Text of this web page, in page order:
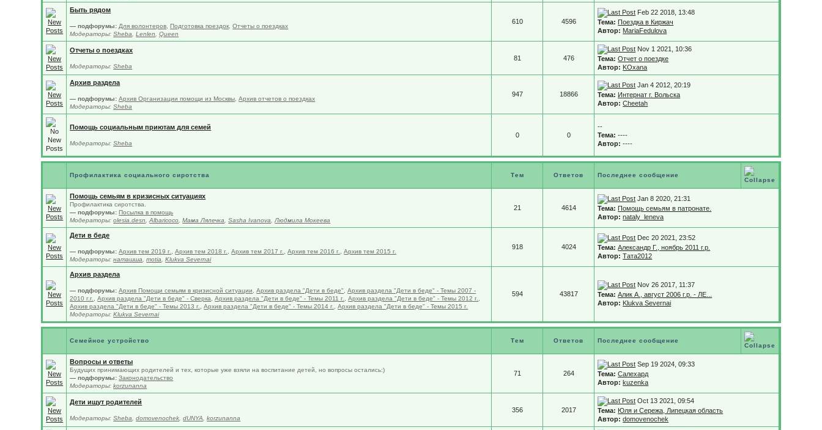
Быть рядом
— подфорумы: Для волонтеров ,Подготовка поездок ,Отчеты о поездках
Модераторы:Sheba ,Lenlen ,Queen
610 4596
Feb 22 2018, 13:48
Тема: Поездка в Киржач
Автор: MariaFedulova
Отчеты о поездках
Модераторы:Sheba
81 476
Nov 1 2021, 10:36
Тема: Отчет о поездке
Автор: KOxana
Архив раздела
— подфорумы: Архив Организации помощи из Москвы ,Архив отчетов о поездках
Модераторы:Sheba
947 18866
Jan 4 2012, 20:19
Тема: Интернат г. Вольска
Автор: Cheetah
Помощь социальным приютам для семей
Модераторы:Sheba
0 0
--
Тема: ----
Автор: ----
Профилактика социального сиротства Тем Ответов Последнее сообщение
Помощь семьям в кризисных ситуациях
Профилактика сиротства.
— подфорумы: Посылка в помощь
Модераторы:olesia.desn ,Albaricoco ,Мама Лялечка ,Sasha Ivanova ,Людмила Мокеева
21 4614
Jan 8 2020, 21:31
Тема: Помощь семьям в патронате.
Автор: nataly_leneva
Дети в беде
— подфорумы: Архив тем 2019 г. ,Архив тем 2018 г. ,Архив тем 2017 г. ,Архив тем 2016 г. ,Архив тем 2015 г.
Модераторы:наташша ,motia ,Klukva Severnai
918 4024
Dec 20 2021, 23:52
Тема: Александр Г., ноябрь 2011 г.р.
Автор: Тата2012
Архив раздела
— подфорумы: Архив Помощи семьям в кризисной ситуации ,Архив раздела "Дети в беде" ,Архив раздела "Дети в беде" - Темы 2007 -
2010 г.г.
,Архив раздела "Дети в беде" - Сверка ,Архив раздела "Дети в беде" - Темы 2011 г. ,Архив раздела "Дети в беде" - Темы 2012 г.
Архив раздела "Дети в беде" - Темы 2013 г.
,Архив раздела "Дети в беде" - Темы 2014 г. ,Архив раздела "Дети в беде" - Темы 2015 г.
Модераторы:Klukva Severnai
594 43817
Nov 26 2017, 11:37
Тема: Алик А., август 2006 г.р. - ЛЕ...
Автор: Klukva Severnai
Семейное устройство Тем Ответов Последнее сообщение
Вопросы и ответы
Будущих принимающих родителей и тех, которые уже взяли на воспитание детей, но вопросы остались:)
— подфорумы: Законодательство
Модераторы:korzunanna
71 264
Sep 19 2024, 09:33
Тема: Салехард
Автор: kuzenka
Дети ищут родителей
Модераторы:Sheba ,domovenochek ,dUNYA ,korzunanna
356 2017
Oct 13 2021, 09:54
Тема: Юля и Сережа, Липецкая область
Автор: domovenochek